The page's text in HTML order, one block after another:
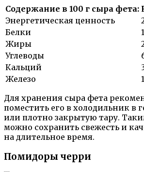
Содержание в 100 г сыра фета:
Энергетическая ценность
Белки
Жиры
Углеводы
Кальций
Железо
Для хранения сыра фета
поместить его в холодильник в
или плотно закрытую тару.
можно сохранить свежесть и
на длительное время.
Помидоры черри